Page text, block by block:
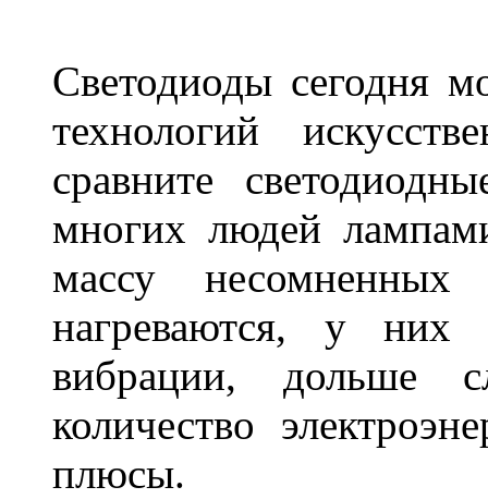
Светодиоды сегодня
технологий
сравните
многих людей
массу
нагреваются, у них
вибрации, дольше
количество
плюсы.